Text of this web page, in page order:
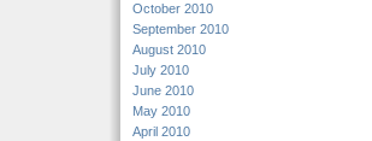
October 2010
September 2010
August 2010
July 2010
June 2010
May 2010
April 2010